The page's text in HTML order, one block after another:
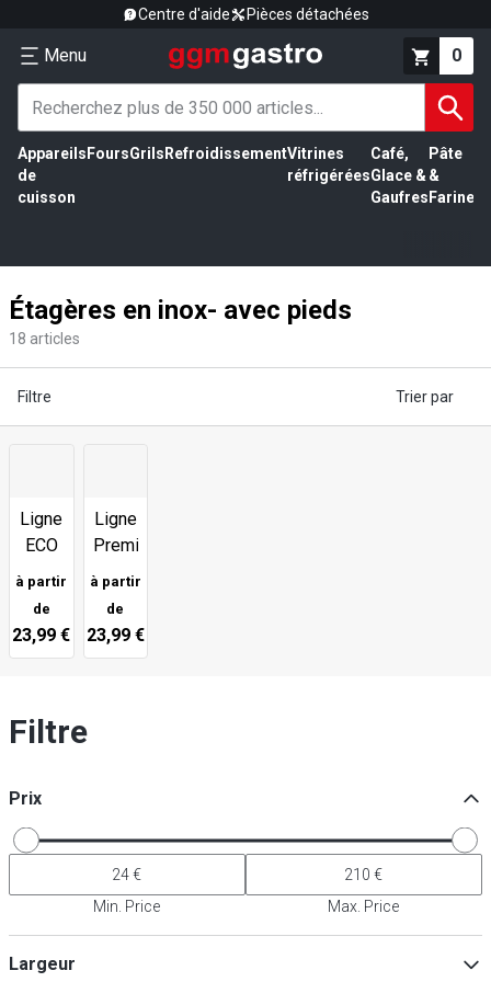
Centre d'aide Pièces détachées
Menu 0
Appareils
de
cuisson
FoursGrils RefroidissementVitrines
réfrigérées
Café,
Glace &
Gaufres
Pâte
&
Farine
Étagères en inox- avec pieds
18 articles
Filtre Trier par
Ligne
ECO
à partir
de
23,99 €
Ligne
Premium
à partir
de
23,99 €
Filtre
Prix
Min. Price Max. Price
Largeur